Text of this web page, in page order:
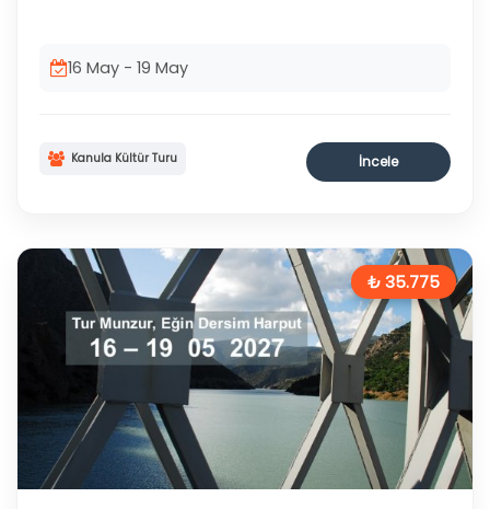
16 May - 19 May
Kanula Kültür Turu İncele
₺ 35.775